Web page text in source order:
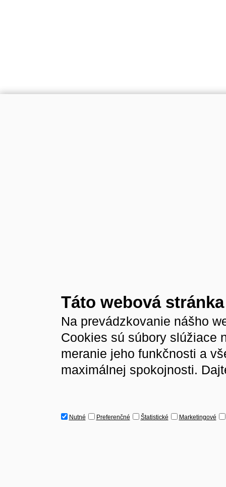
Táto webová
Na prevádzkovanie nášho
Cookies sú súbory slúžiace
meranie jeho funkčnosti a
maximálnej spokojnosti.
Nutné Preferenčné Štatistické Marketingové